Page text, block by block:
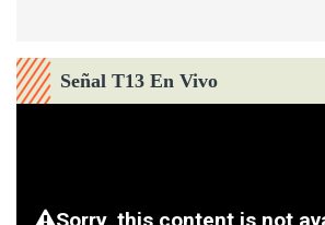
Señal T13 En Vivo